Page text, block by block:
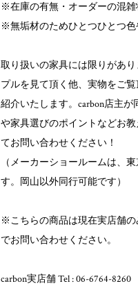
※在庫の有無・オーダーの混雑
※無垢材のためひとつひとつ色
取り扱いの家具には限りがあ
プルを見て頂く他、実物をご
紹介いたします。carbon店主
や家具選びのポイントなどお
てお問い合わせください！
（メーカーショールームは、
す。岡山以外同行可能です）
※こちらの商品は現在実店舗
でお問い合わせください。
carbon実店舗 Tel : 06-6764-8260